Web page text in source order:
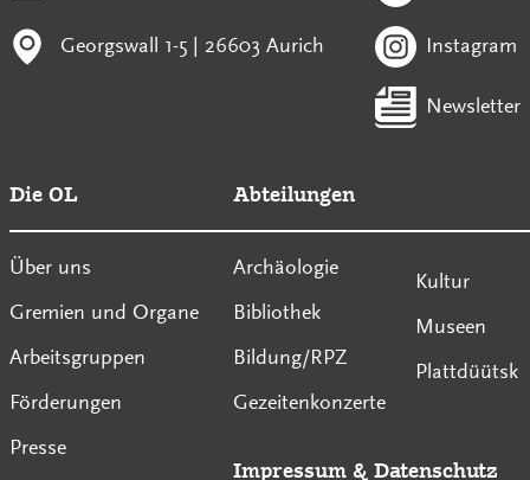
Georgswall 1-5 | 26603 Aurich Instagram
Newsletter
Die OL
Über uns
Gremien und Organe
Arbeitsgruppen
Förderungen
Presse
Abteilungen
Archäologie
Bibliothek
Bildung/RPZ
Gezeitenkonzerte
Kultur
Museen
Plattdüütsk
Impressum & Datenschutz